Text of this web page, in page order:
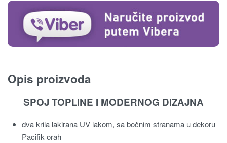
Opis proizvoda
SPOJ TOPLINE I MODERNOG DIZAJNA
dva krila lakirana UV lakom, sa bočnim stranama u dekoru
Pacifik orah